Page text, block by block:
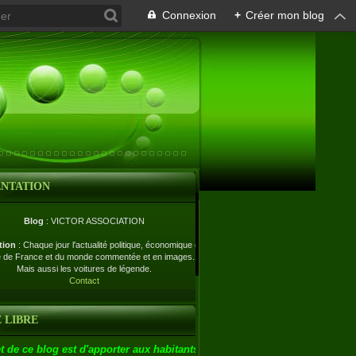
Connexion + Créer mon blog
Blog : VICTOR ASSOCIATION
: Chaque jour l'actualité politique, économique et
de France et du monde commentée et en images.
Mais aussi les voitures de légende.
Contact
LIBRE
de ce blog est d'apporter aux habitants